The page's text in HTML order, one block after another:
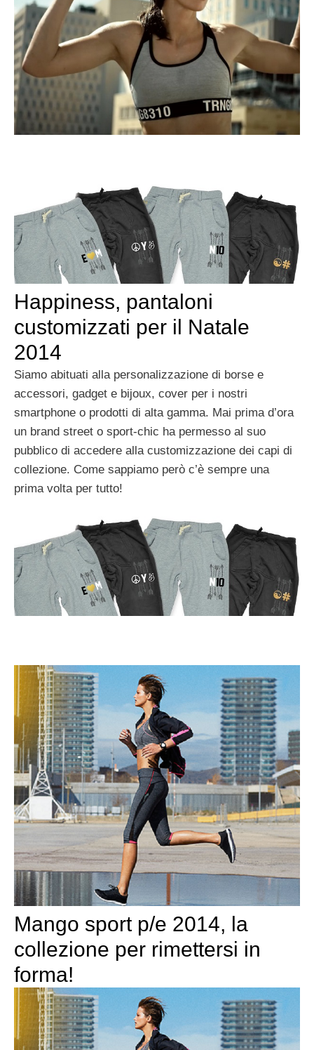
Happiness, pantaloni
customizzati per il Natale
2014
Siamo abituati alla personalizzazione di borse e
accessori, gadget e bijoux, cover per i nostri
smartphone o prodotti di alta gamma. Mai prima d’ora
un brand street o sport-chic ha permesso al suo
pubblico di accedere alla customizzazione dei capi di
collezione. Come sappiamo però c’è sempre una
prima volta per tutto!
Mango sport p/e 2014, la
collezione per rimettersi in
forma!